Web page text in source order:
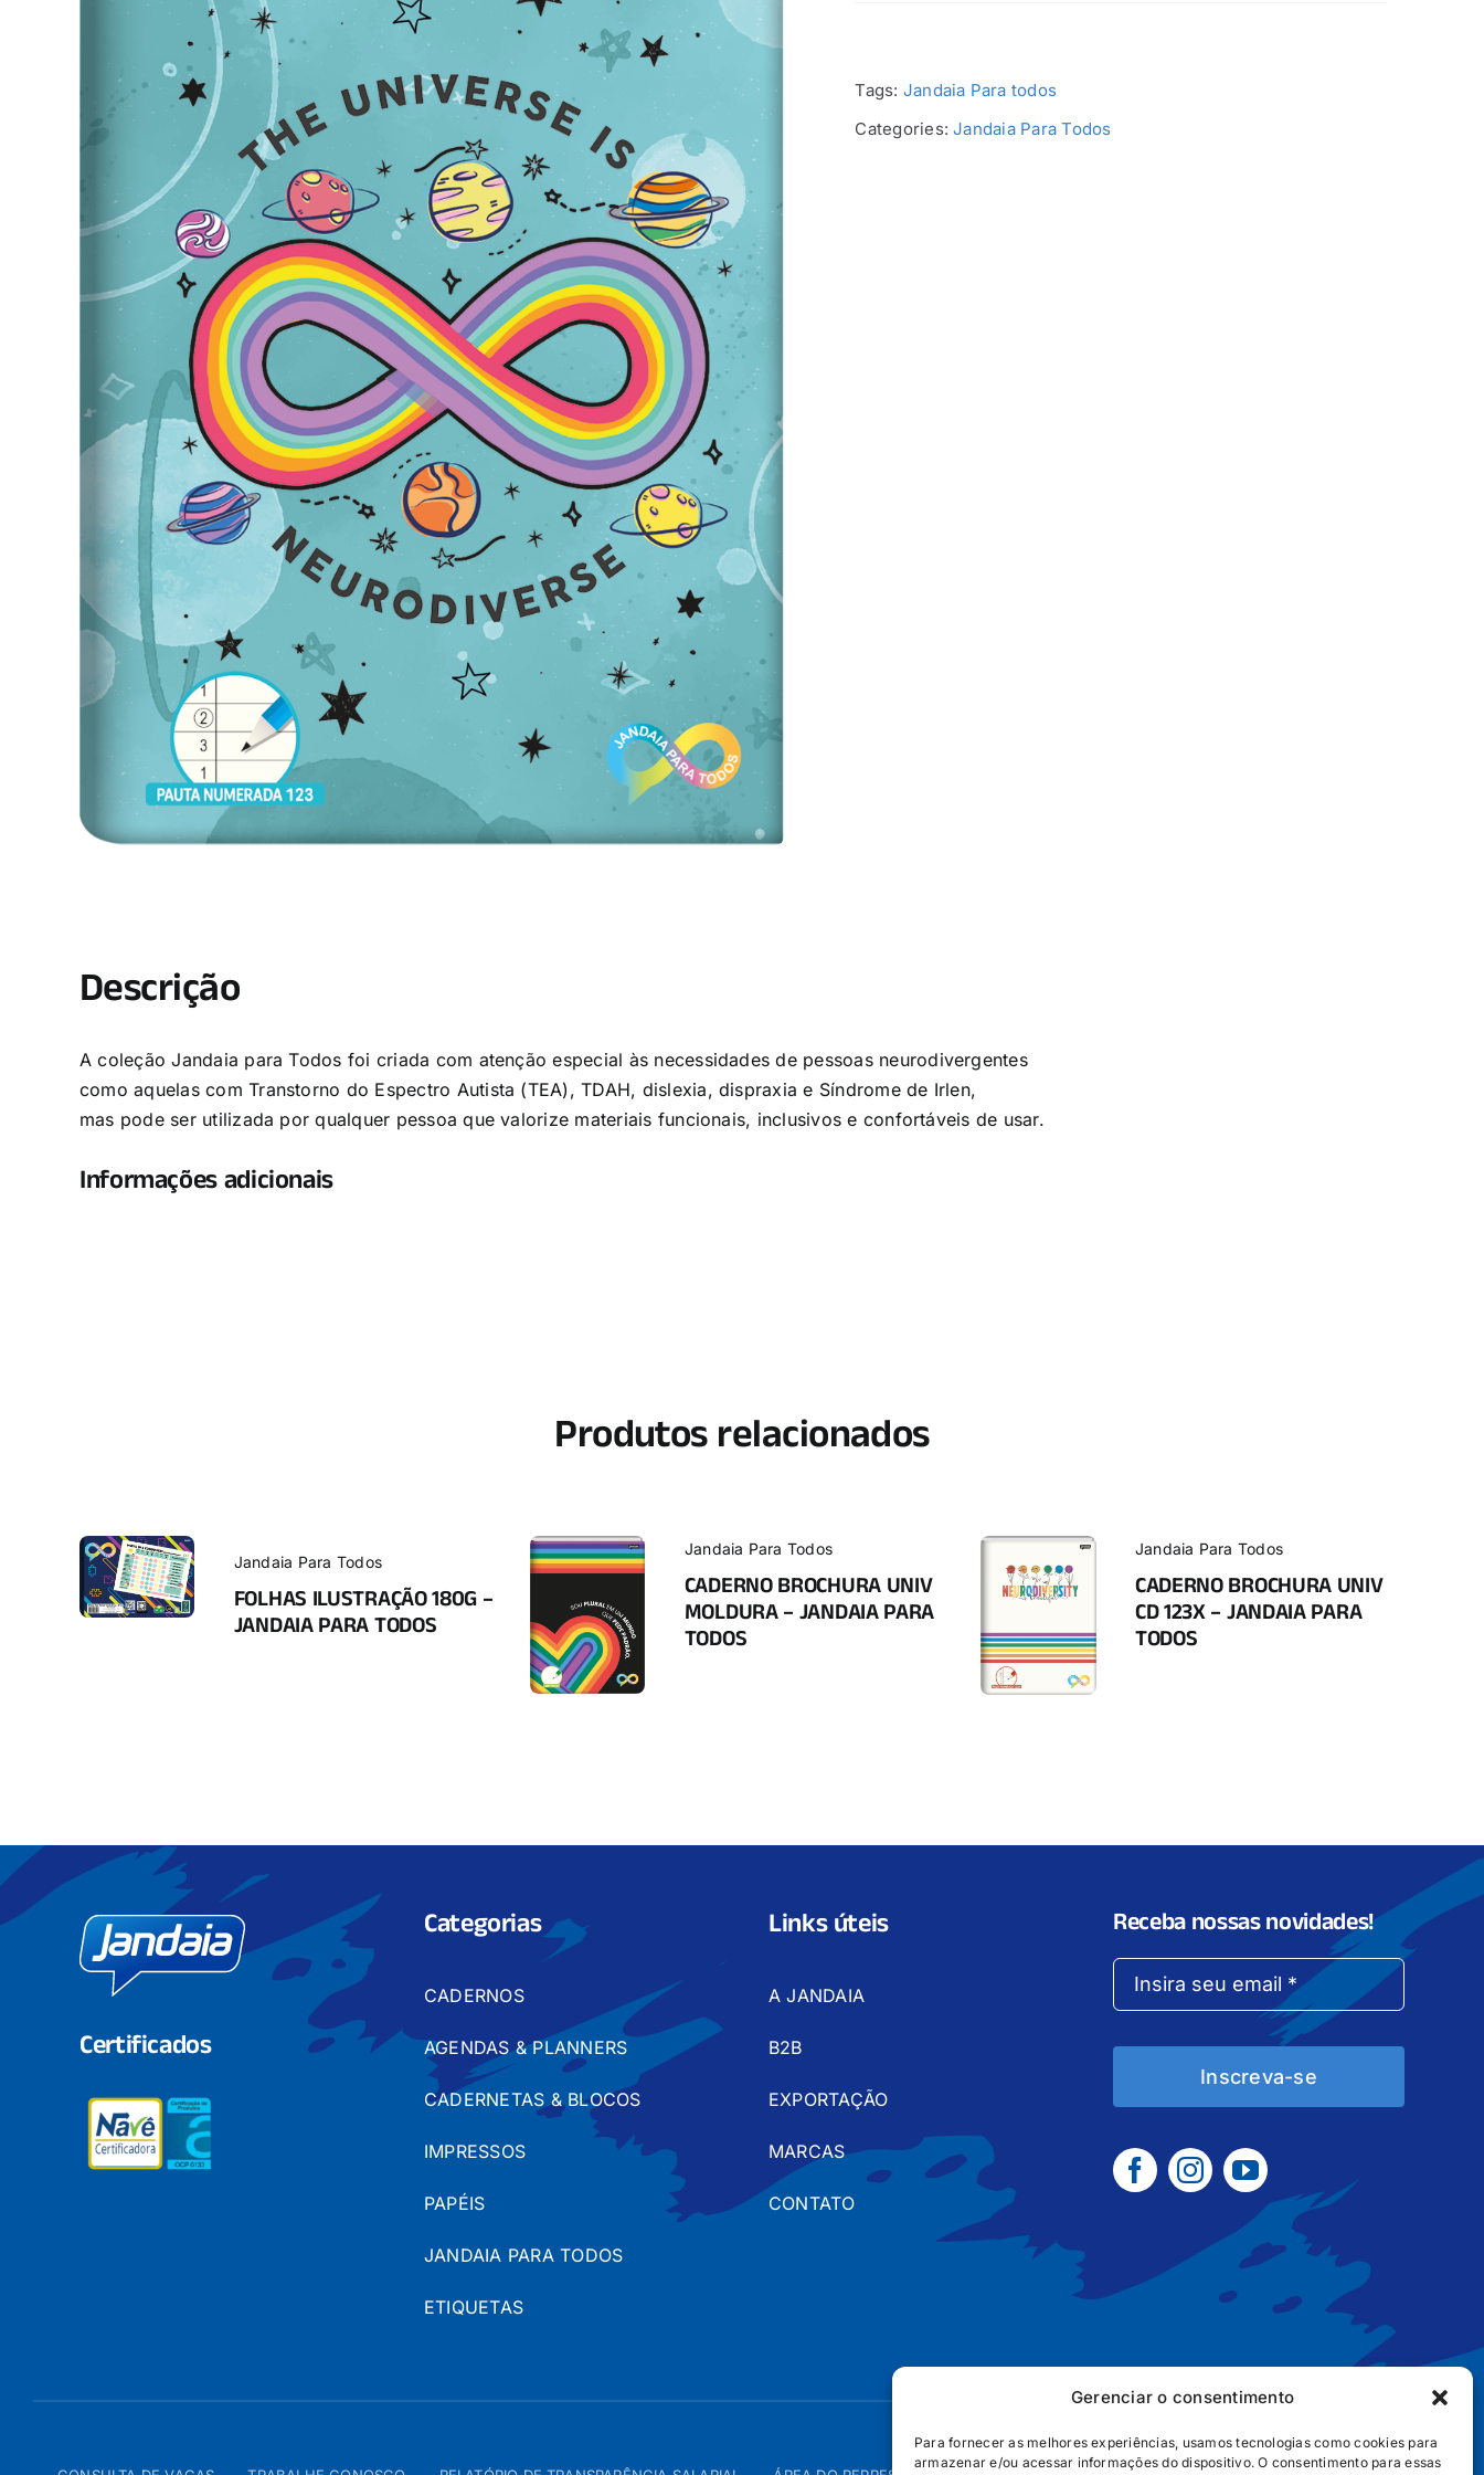
Gerenciar o consentimento
Para fornecer as melhores experiências, usamos tecnologias como cookies para
armazenar e/ou acessar informações do dispositivo. O consentimento para essas
Tags: Jandaia Para todos
Categories:Jandaia Para Todos
Descrição
A coleção Jandaia para Todos foi criada com atenção especial às necessidades de pessoas neurodivergentes
como aquelas com Transtorno do Espectro Autista (TEA), TDAH, dislexia, dispraxia e Síndrome de Irlen,
mas pode ser utilizada por qualquer pessoa que valorize materiais funcionais, inclusivos e confortáveis de usar.
Informações adicionais
Produtos relacionados
Jandaia Para Todos
FOLHAS ILUSTRAÇÃO 180G –
JANDAIA PARA TODOS
Jandaia Para Todos
CADERNO BROCHURA UNIV
MOLDURA – JANDAIA PARA
TODOS
Jandaia Para Todos
CADERNO BROCHURA UNIV
CD 123X – JANDAIA PARA
TODOS
Certificados
Categorias
CADERNOS
AGENDAS & PLANNERS
CADERNETAS & BLOCOS
IMPRESSOS
PAPÉIS
JANDAIA PARA TODOS
ETIQUETAS
Links úteis
A JANDAIA
B2B
EXPORTAÇÃO
MARCAS
CONTATO
Receba nossas novidades!
Inscreva-se